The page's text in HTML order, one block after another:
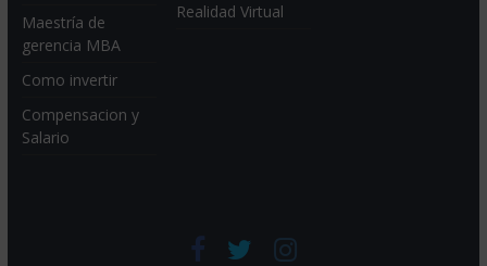
Maestría de
gerencia MBA
Como invertir
Compensacion y
Salario
Realidad Virtual